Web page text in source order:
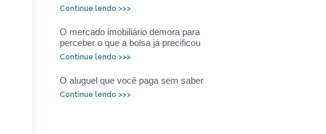
Continue lendo >>>
O mercado imobiliário demora para
perceber o que a bolsa já precificou
Continue lendo >>>
O aluguel que você paga sem saber
Continue lendo >>>